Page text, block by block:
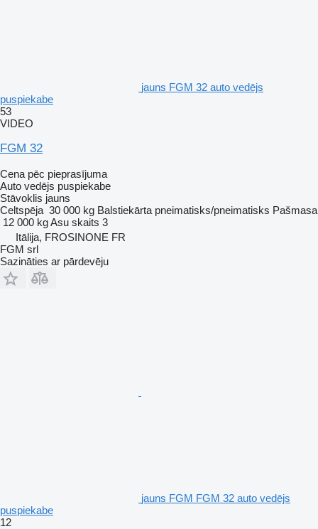
jauns FGM 32 auto vedējs
puspiekabe
53
VIDEO
FGM 32
Cena pēc pieprasījuma
Auto vedējs puspiekabe
Stāvoklis jauns
Celtspēja 30 000 kg Balstiekārta pneimatisks/pneimatisks Pašmasa
12 000 kgAsu skaits 3
Itālija, FROSINONE FR
FGM srl
Sazināties ar pārdevēju
jauns FGM FGM 32 auto vedējs
puspiekabe
12